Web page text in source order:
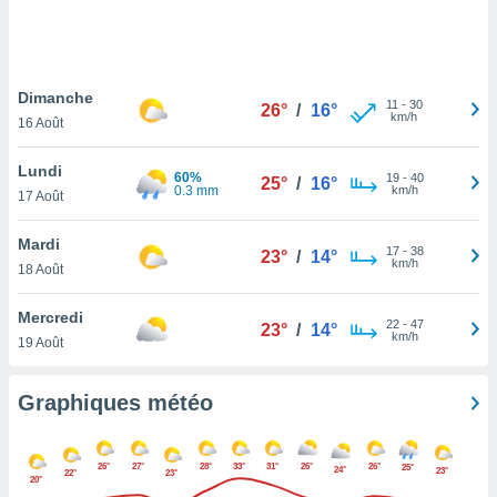
pas
de
à
cas,
que
sur le
ne
Dimanche
16 Août
26° / 16° 11 - 30
km/h
Lundi
17 Août
60%
0.3 mm
25° / 16° 19- 40
km/h
Mardi
18 Août
23° / 14° 17- 38
km/h
Mercredi
19 Août
23° / 14° 22- 47
km/h
Graphiques météo
20°
22°
26° 27°
23°
28° 33° 31° 26° 24° 26° 25° 23°